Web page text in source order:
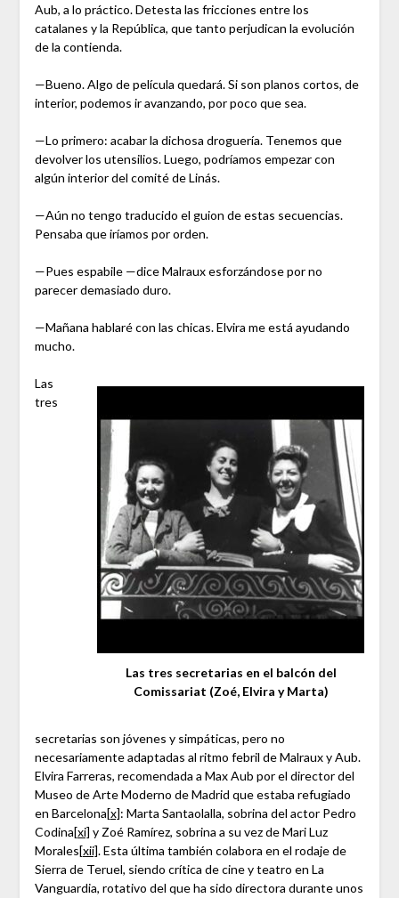
Aub, a lo práctico. Detesta las fricciones entre los
catalanes y la República, que tanto perjudican la evolución
de la contienda.
—Bueno. Algo de película quedará. Si son planos cortos, de
interior, podemos ir avanzando, por poco que sea.
—Lo primero: acabar la dichosa droguería. Tenemos que
devolver los utensilios. Luego, podríamos empezar con
algún interior del comité de Linás.
—Aún no tengo traducido el guion de estas secuencias.
Pensaba que iríamos por orden.
—Pues espabile —dice Malraux esforzándose por no
parecer demasiado duro.
—Mañana hablaré con las chicas. Elvira me está ayudando
mucho.
Las tres secretarias en el balcón del
Comissariat (Zoé, Elvira y Marta)
Las
tres
secretarias son jóvenes y simpáticas, pero no
necesariamente adaptadas al ritmo febril de Malraux y Aub.
Elvira Farreras, recomendada a Max Aub por el director del
Museo de Arte Moderno de Madrid que estaba refugiado
en Barcelona[x]: Marta Santaolalla, sobrina del actor Pedro
Codina[xi] y Zoé Ramírez, sobrina a su vez de Mari Luz
Morales[xii]. Esta última también colabora en el rodaje de
Sierra de Teruel, siendo crítica de cine y teatro en La
Vanguardia, rotativo del que ha sido directora durante unos